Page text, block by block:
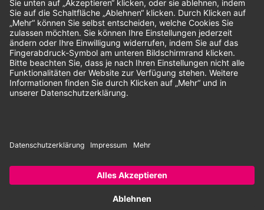
Unsere Zahlungsarten:
Rechnung SEPA-Lastschrift Vorkasse